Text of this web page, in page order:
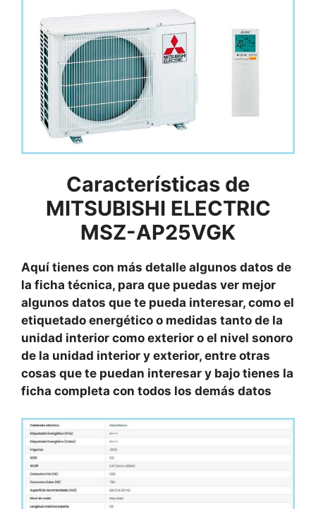
Características de
MITSUBISHI ELECTRIC
MSZ-AP25VGK
Aquí tienes con más detalle algunos datos de
la ficha técnica, para que puedas ver mejor
algunos datos que te pueda interesar, como el
etiquetado energético o medidas tanto de la
unidad interior como exterior o el nivel sonoro
de la unidad interior y exterior, entre otras
cosas que te puedan interesar y bajo tienes la
ficha completa con todos los demás datos